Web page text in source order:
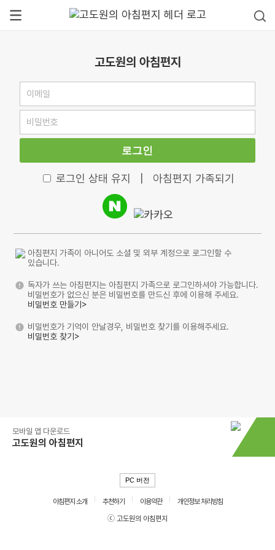
고도원의 아침편지
로그인
로그인 상태 유지 아침편지 가족되기
아침편지 가족이 아니어도 소셜 및 외부 계정으로 로그인할 수
있습니다.
독자가 쓰는 아침편지는 아침편지 가족으로 로그인하셔야 가능합니다.
비밀번호가 없으신 분은 비밀번호를 만드신 후에 이용해 주세요.
비밀번호 만들기>
비밀번호가 기억이 안날경우, 비밀번호 찾기를 이용해주세요.
비밀번호 찾기>
모바일 앱 다운로드
고도원의 아침편지
PC 버전
아침편지 소개 추천하기 이용약관
개인정보 처리방침
ⓒ 고도원의 아침편지